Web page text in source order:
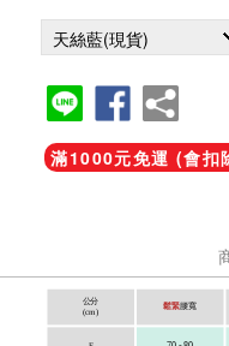
滿1000元免運 (會扣